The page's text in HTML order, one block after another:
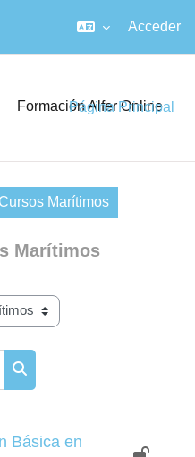
Acceder
Formación Alfer Online
Página Principal
Marítimos
Marítimos
Buscar cursos
Básica en